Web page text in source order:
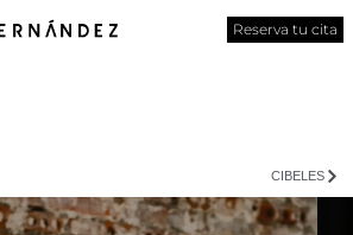
Reserva tu cita
CIBELES